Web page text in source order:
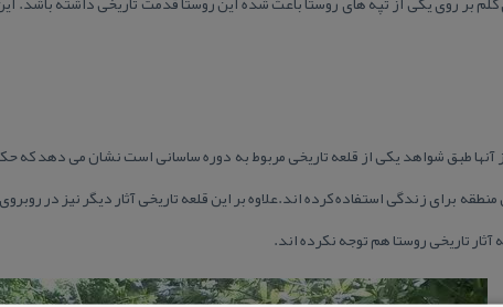
آنها طبق شواهد یكی از قلعه تاریخی مربوط به دوره ساسانی است نشان می دهد كه
برای زندگی استفاده كرده اند.علاوه بر این قلعه تاریخی آثار دیگر نیز در
تاریخی روستا هم توجه نكرده اند.